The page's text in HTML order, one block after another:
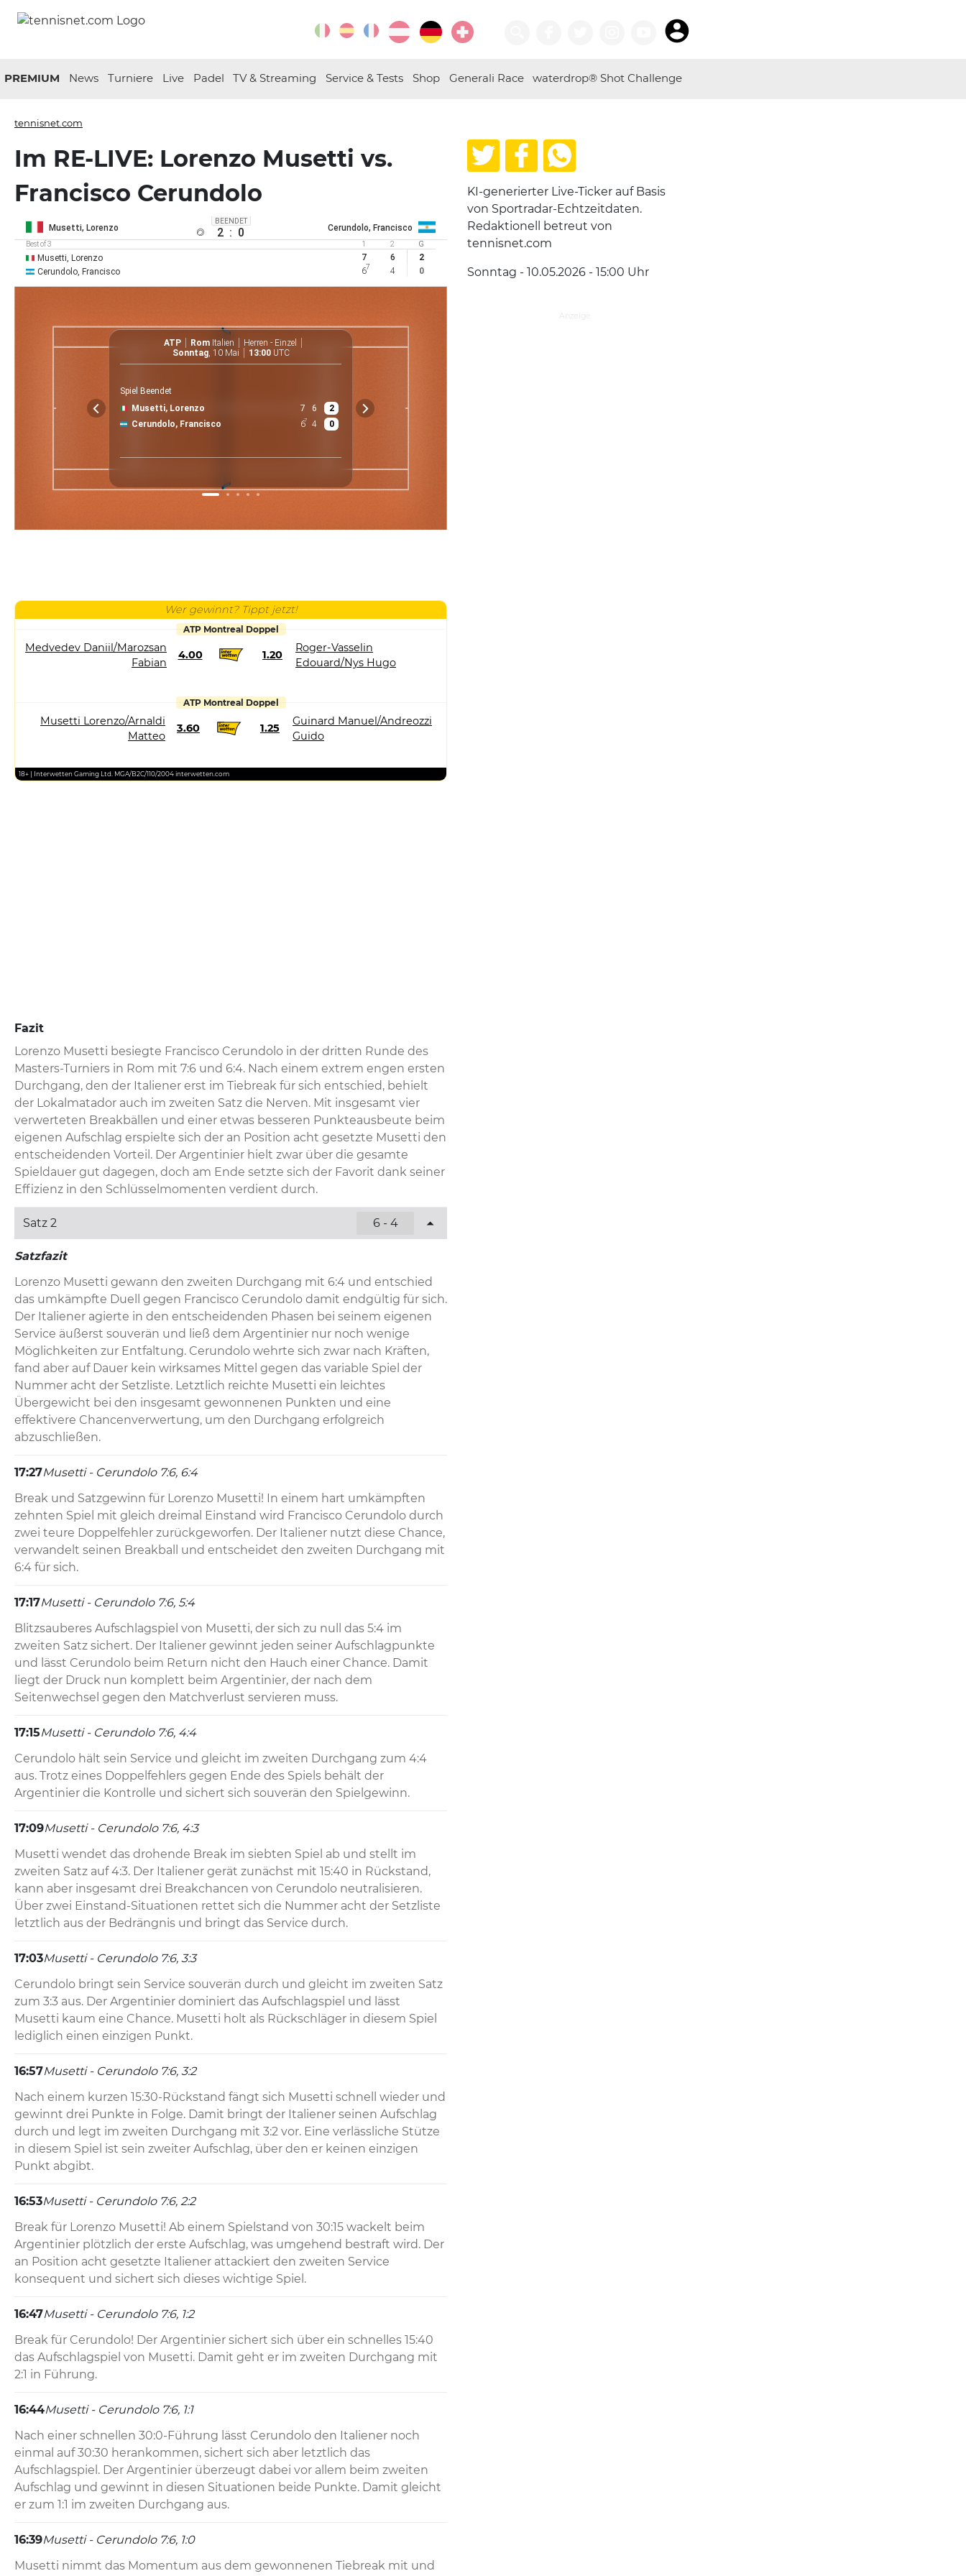
PREMIUM News Turniere Live Padel TV & Streaming Service & Tests Shop Generali Race waterdrop® Shot Challenge
tennisnet.com
Im RE-LIVE: Lorenzo Musetti vs.
Francisco Cerundolo
Musetti, Lorenzo
BEENDET
2 : 0 Cerundolo, Francisco
Best of 3 1 2 G
Musetti, Lorenzo 7 6
2
Cerundolo, Francisco
67 4 0
ATP Rom Italien
Herren - Einzel
Sonntag, 10 Mai 13:00 UTC
Spiel Beendet
Musetti, Lorenzo
7 6
2
Cerundolo, Francisco
67 4 0
Wer gewinnt? Tippt jetzt!
ATP Montreal Doppel
Medvedev Daniil/Marozsan
Fabian
4.00 1.20
Roger-Vasselin
Edouard/Nys Hugo
ATP Montreal Doppel
Musetti Lorenzo/Arnaldi
Matteo
3.60 1.25
Guinard Manuel/Andreozzi
Guido
18+ | Interwetten Gaming Ltd. MGA/B2C/110/2004 interwetten.com
Fazit
Lorenzo Musetti besiegte Francisco Cerundolo in der dritten Runde des
Masters-Turniers in Rom mit 7:6 und 6:4. Nach einem extrem engen ersten
Durchgang, den der Italiener erst im Tiebreak für sich entschied, behielt
der Lokalmatador auch im zweiten Satz die Nerven. Mit insgesamt vier
verwerteten Breakbällen und einer etwas besseren Punkteausbeute beim
eigenen Aufschlag erspielte sich der an Position acht gesetzte Musetti den
entscheidenden Vorteil. Der Argentinier hielt zwar über die gesamte
Spieldauer gut dagegen, doch am Ende setzte sich der Favorit dank seiner
Effizienz in den Schlüsselmomenten verdient durch.
Satz 2 6 - 4
Satzfazit
Lorenzo Musetti gewann den zweiten Durchgang mit 6:4 und entschied
das umkämpfte Duell gegen Francisco Cerundolo damit endgültig für sich.
Der Italiener agierte in den entscheidenden Phasen bei seinem eigenen
Service äußerst souverän und ließ dem Argentinier nur noch wenige
Möglichkeiten zur Entfaltung. Cerundolo wehrte sich zwar nach Kräften,
fand aber auf Dauer kein wirksames Mittel gegen das variable Spiel der
Nummer acht der Setzliste. Letztlich reichte Musetti ein leichtes
Übergewicht bei den insgesamt gewonnenen Punkten und eine
effektivere Chancenverwertung, um den Durchgang erfolgreich
abzuschließen.
17:27Musetti - Cerundolo 7:6, 6:4
Break und Satzgewinn für Lorenzo Musetti! In einem hart umkämpften
zehnten Spiel mit gleich dreimal Einstand wird Francisco Cerundolo durch
zwei teure Doppelfehler zurückgeworfen. Der Italiener nutzt diese Chance,
verwandelt seinen Breakball und entscheidet den zweiten Durchgang mit
6:4 für sich.
17:17Musetti - Cerundolo 7:6, 5:4
Blitzsauberes Aufschlagspiel von Musetti, der sich zu null das 5:4 im
zweiten Satz sichert. Der Italiener gewinnt jeden seiner Aufschlagpunkte
und lässt Cerundolo beim Return nicht den Hauch einer Chance. Damit
liegt der Druck nun komplett beim Argentinier, der nach dem
Seitenwechsel gegen den Matchverlust servieren muss.
17:15Musetti - Cerundolo 7:6, 4:4
Cerundolo hält sein Service und gleicht im zweiten Durchgang zum 4:4
aus. Trotz eines Doppelfehlers gegen Ende des Spiels behält der
Argentinier die Kontrolle und sichert sich souverän den Spielgewinn.
17:09Musetti - Cerundolo 7:6, 4:3
Musetti wendet das drohende Break im siebten Spiel ab und stellt im
zweiten Satz auf 4:3. Der Italiener gerät zunächst mit 15:40 in Rückstand,
kann aber insgesamt drei Breakchancen von Cerundolo neutralisieren.
Über zwei Einstand-Situationen rettet sich die Nummer acht der Setzliste
letztlich aus der Bedrängnis und bringt das Service durch.
17:03Musetti - Cerundolo 7:6, 3:3
Cerundolo bringt sein Service souverän durch und gleicht im zweiten Satz
zum 3:3 aus. Der Argentinier dominiert das Aufschlagspiel und lässt
Musetti kaum eine Chance. Musetti holt als Rückschläger in diesem Spiel
lediglich einen einzigen Punkt.
16:57Musetti - Cerundolo 7:6, 3:2
Nach einem kurzen 15:30-Rückstand fängt sich Musetti schnell wieder und
gewinnt drei Punkte in Folge. Damit bringt der Italiener seinen Aufschlag
durch und legt im zweiten Durchgang mit 3:2 vor. Eine verlässliche Stütze
in diesem Spiel ist sein zweiter Aufschlag, über den er keinen einzigen
Punkt abgibt.
16:53Musetti - Cerundolo 7:6, 2:2
Break für Lorenzo Musetti! Ab einem Spielstand von 30:15 wackelt beim
Argentinier plötzlich der erste Aufschlag, was umgehend bestraft wird. Der
an Position acht gesetzte Italiener attackiert den zweiten Service
konsequent und sichert sich dieses wichtige Spiel.
16:47Musetti - Cerundolo 7:6, 1:2
Break für Cerundolo! Der Argentinier sichert sich über ein schnelles 15:40
das Aufschlagspiel von Musetti. Damit geht er im zweiten Durchgang mit
2:1 in Führung.
16:44Musetti - Cerundolo 7:6, 1:1
Nach einer schnellen 30:0-Führung lässt Cerundolo den Italiener noch
einmal auf 30:30 herankommen, sichert sich aber letztlich das
Aufschlagspiel. Der Argentinier überzeugt dabei vor allem beim zweiten
Aufschlag und gewinnt in diesen Situationen beide Punkte. Damit gleicht
er zum 1:1 im zweiten Durchgang aus.
16:39Musetti - Cerundolo 7:6, 1:0
Musetti nimmt das Momentum aus dem gewonnenen Tiebreak mit und
KI-generierter Live-Ticker auf Basis
von Sportradar-Echtzeitdaten.
Redaktionell betreut von
tennisnet.com
Sonntag - 10.05.2026 - 15:00 Uhr